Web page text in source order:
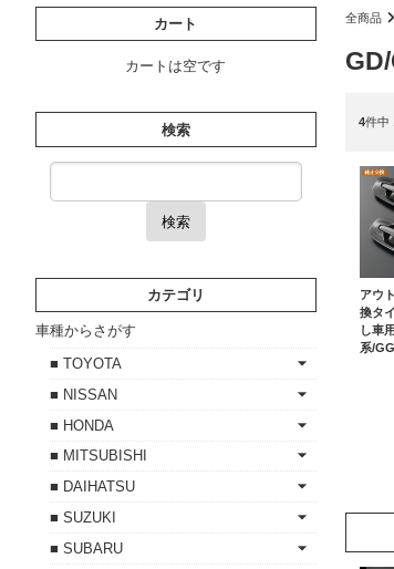
全商品
4件中
アウ
換タ
し車
系/
カート
カートは空です
検索
検索
カテゴリ
車種からさがす
■ TOYOTA
■ NISSAN
■ HONDA
■ MITSUBISHI
■ DAIHATSU
■ SUZUKI
■ SUBARU